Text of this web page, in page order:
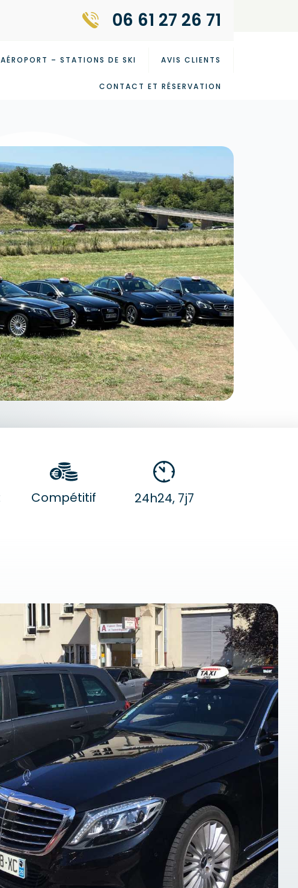
06 61 27 26 71
AÉROPORT – STATIONS DE SKI AVIS CLIENTS
CONTACT ET RÉSERVATION
Compétitif 24h24, 7j7